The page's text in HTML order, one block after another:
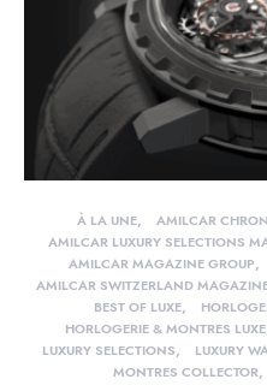
À LA UNE AMILCAR
AMILCAR LUXURY SELECTIONS
AMILCAR MAGAZINE GROUP
AMILCAR SWITZERLAND
BEST OF LUXE
HORLOGERIE & MONTRES LUXE
LUXURY SELECTIONS
LUXURY
MONTRES COLLECTOR